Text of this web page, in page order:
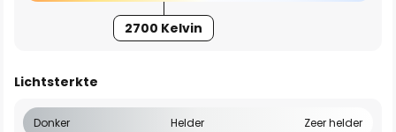
2700 Kelvin
Lichtsterkte
Donker Helder Zeer helder